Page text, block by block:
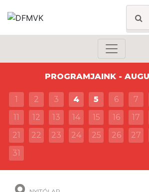
PROGRAMJAINK -
1 2 3 4 5 6 7
11
12 13 14 15 16 17
21
22 23 24 25 26 27
31